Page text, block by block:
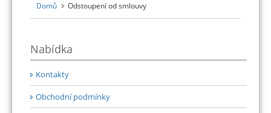
Domů Odstoupení od smlouvy
Nabídka
Kontakty
Obchodní podmínky